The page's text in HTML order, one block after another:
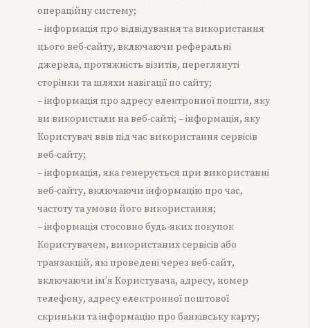
операційну систему;
– інформація про відвідування та використання
цього веб-сайту, включаючи реферальні
джерела, протяжність візитів, переглянуті
сторінки та шляхи навігації по сайту;
– інформація про адресу електронної пошти, яку
ви використали на веб-сайті; – інформація, яку
Користувач ввів під час використання сервісів
веб-сайту;
– інформація, яка генерується при використанні
веб-сайту, включаючи інформацію про час,
частоту та умови його використання;
– інформація стосовно будь-яких покупок
Користувачем, використаних сервісів або
транзакцій, які проведені через веб-сайт,
включаючи ім’я Користувача, адресу, номер
телефону, адресу електронної поштової
скриньки та інформацію про банківську карту;